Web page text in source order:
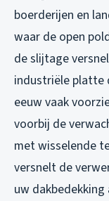
boerderijen en
waar de open
de slijtage
industriële platte
eeuw vaak
voorbij de
met wisselende
versnelt de
uw